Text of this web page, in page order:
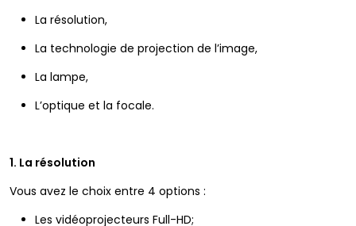
La résolution,
La technologie de projection de l’image,
La lampe,
L’optique et la focale.
1. La résolution
Vous avez le choix entre 4 options :
Les vidéoprojecteurs Full-HD;